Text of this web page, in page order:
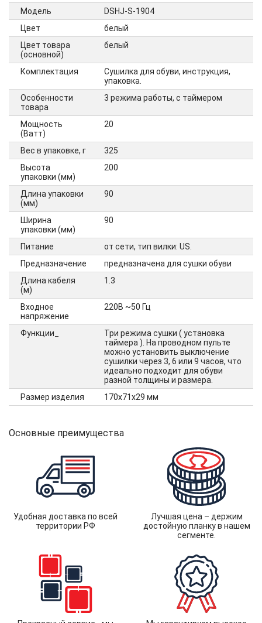
Модель
DSHJ-S-1904
Цвет
белый
Цвет товара
(основной)
белый
Комплектация
Сушилка для обуви, инструкция,
упаковка.
Особенности
товара
3 режима работы, с таймером
Мощность
(Ватт)
20
Вес в упаковке, г
325
Высота
упаковки (мм)
200
Длина упаковки
(мм)
90
Ширина
упаковки (мм)
90
Питание
от сети, тип вилки: US.
Предназначение
предназначена для сушки обуви
Длина кабеля
(м)
1.3
Входное
напряжение
220В ~50 Гц
Функции_
Три режима сушки ( установка
таймера ). На проводном пульте
можно установить выключение
сушилки через 3, 6 или 9 часов, что
идеально подходит для обуви
разной толщины и размера.
Размер изделия
170х71х29 мм
Основные преимущества
Удобная доставка по всей
территории РФ
Лучшая цена – держим
достойную планку в нашем
сегменте.